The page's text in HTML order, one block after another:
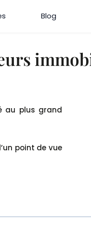
Blog
au plus grand
point de vue